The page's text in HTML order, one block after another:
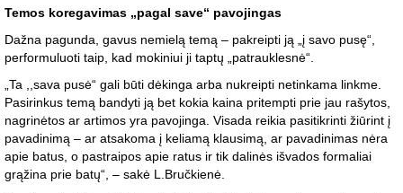
Temos koregavimas „pagal save“ pavojingas
Dažna pagunda, gavus nemielą temą – pakreipti ją „į savo pusę“,
performuluoti taip, kad mokiniui ji taptų „patrauklesnė“.
„Ta ,,sava pusė“ gali būti dėkinga arba nukreipti netinkama linkme.
Pasirinkus temą bandyti ją bet kokia kaina pritempti prie jau rašytos,
nagrinėtos ar artimos yra pavojinga. Visada reikia pasitikrinti žiūrint į
pavadinimą – ar atsakoma į keliamą klausimą, ar pavadinimas nėra
apie batus, o pastraipos apie ratus ir tik dalinės išvados formaliai
grąžina prie batų“, – sakė L.Bručkienė.